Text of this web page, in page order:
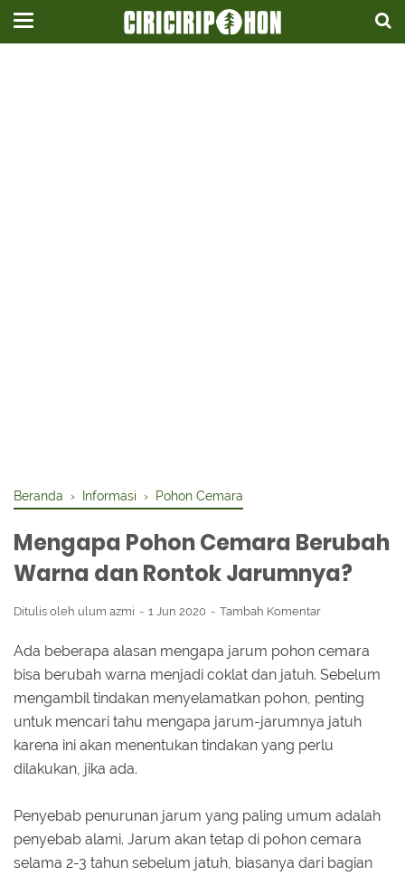
Beranda › Informasi › Pohon Cemara
Mengapa Pohon Cemara Berubah
Warna dan Rontok Jarumnya?
Ditulis oleh ulum azmi 1 Jun 2020 Tambah Komentar
Ada beberapa alasan mengapa jarum pohon cemara
bisa berubah warna menjadi coklat dan jatuh. Sebelum
mengambil tindakan menyelamatkan pohon, penting
untuk mencari tahu mengapa jarum-jarumnya jatuh
karena ini akan menentukan tindakan yang perlu
dilakukan, jika ada.
Penyebab penurunan jarum yang paling umum adalah
penyebab alami. Jarum akan tetap di pohon cemara
selama 2-3 tahun sebelum jatuh, biasanya dari bagian